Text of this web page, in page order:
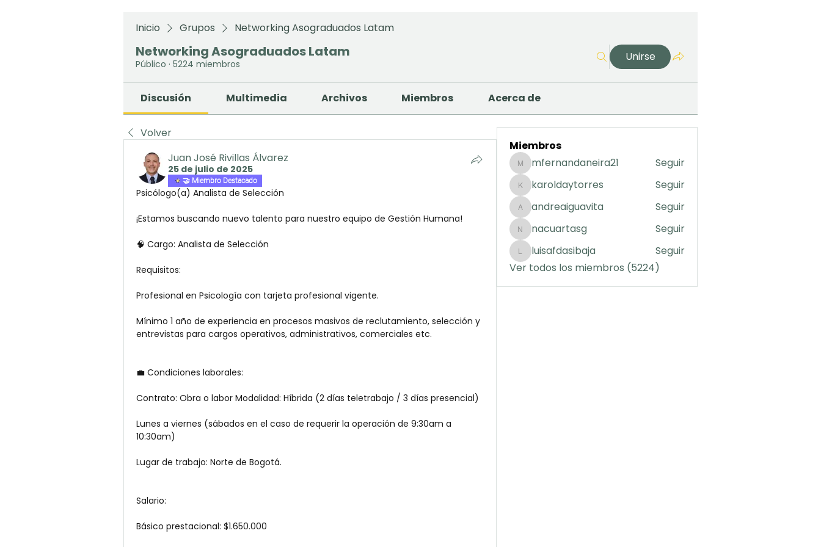
Inicio Grupos Networking Asograduados Latam
Networking Asograduados Latam
Público · 5224 miembros
Unirse
Discusión Multimedia Archivos Miembros Acerca de
Volver
Juan José Rivillas Álvarez
25 de julio de 2025
🤝 Miembro Destacado
Psicólogo(a) Analista de Selección
¡Estamos buscando nuevo talento para nuestro equipo de Gestión Humana!
🧠 Cargo: Analista de Selección
Requisitos:
Profesional en Psicología con tarjeta profesional vigente.
Mínimo 1 año de experiencia en procesos masivos de reclutamiento, selección y
entrevistas para cargos operativos, administrativos, comerciales etc.
💼 Condiciones laborales:
Contrato: Obra o labor Modalidad: Híbrida (2 días teletrabajo / 3 días presencial)
Lunes a viernes (sábados en el caso de requerir la operación de 9:30am a
10:30am)
Lugar de trabajo: Norte de Bogotá.
Salario:
Básico prestacional: $1.650.000
Miembros
mfernandaneira21
mfernandaneira21 Seguir
karoldaytorres
karoldaytorres Seguir
andreaiguavita
andreaiguavita Seguir
nacuartasg
nacuartasg Seguir
luisafdasibaja
luisafdasibaja
Seguir
Ver todos los miembros (5224)